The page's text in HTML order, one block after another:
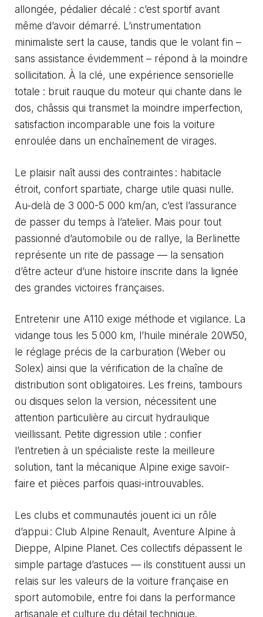
allongée, pédalier décalé : c’est sportif avant
même d’avoir démarré. L’instrumentation
minimaliste sert la cause, tandis que le volant fin –
sans assistance évidemment – répond à la moindre
sollicitation. À la clé, une expérience sensorielle
totale : bruit rauque du moteur qui chante dans le
dos, châssis qui transmet la moindre imperfection,
satisfaction incomparable une fois la voiture
enroulée dans un enchaînement de virages.
Le plaisir naît aussi des contraintes : habitacle
étroit, confort spartiate, charge utile quasi nulle.
Au-delà de 3 000-5 000 km/an, c’est l’assurance
de passer du temps à l’atelier. Mais pour tout
passionné d’automobile ou de rallye, la Berlinette
représente un rite de passage — la sensation
d’être acteur d’une histoire inscrite dans la lignée
des grandes victoires françaises.
Entretenir une A110 exige méthode et vigilance. La
vidange tous les 5 000 km, l’huile minérale 20W50,
le réglage précis de la carburation (Weber ou
Solex) ainsi que la vérification de la chaîne de
distribution sont obligatoires. Les freins, tambours
ou disques selon la version, nécessitent une
attention particulière au circuit hydraulique
vieillissant. Petite digression utile : confier
l’entretien à un spécialiste reste la meilleure
solution, tant la mécanique Alpine exige savoir-
faire et pièces parfois quasi-introuvables.
Les clubs et communautés jouent ici un rôle
d’appui : Club Alpine Renault, Aventure Alpine à
Dieppe, Alpine Planet. Ces collectifs dépassent le
simple partage d’astuces — ils constituent aussi un
relais sur les valeurs de la voiture française en
sport automobile, entre foi dans la performance
artisanale et culture du détail technique.